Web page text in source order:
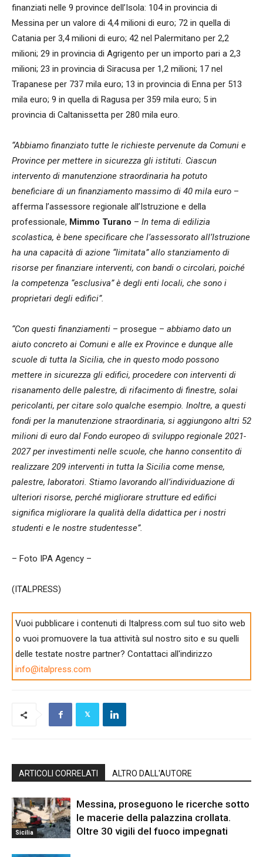
finanziati nelle 9 province dell’Isola: 104 in provincia di
Messina per un valore di 4,4 milioni di euro; 72 in quella di
Catania per 3,4 milioni di euro; 42 nel Palermitano per 2,2
milioni; 29 in provincia di Agrigento per un importo pari a 2,3
milioni; 23 in provincia di Siracusa per 1,2 milioni; 17 nel
Trapanese per 737 mila euro; 13 in provincia di Enna per 513
mila euro; 9 in quella di Ragusa per 359 mila euro; 5 in
provincia di Caltanissetta per 280 mila euro.
“Abbiamo finanziato tutte le richieste pervenute da Comuni e
Province per mettere in sicurezza gli istituti. Ciascun
intervento di manutenzione straordinaria ha potuto
beneficiare di un finanziamento massimo di 40 mila euro –
afferma l’assessore regionale all’Istruzione e della
professionale, Mimmo Turano – In tema di edilizia
scolastica, è bene specificare che l’assessorato all’Istruzione
ha una capacità di azione “limitata” allo stanziamento di
risorse per finanziare interventi, con bandi o circolari, poiché
la competenza “esclusiva” è degli enti locali, che sono i
proprietari degli edifici”.
“Con questi finanziamenti – prosegue – abbiamo dato un
aiuto concreto ai Comuni e alle ex Province e dunque alle
scuole di tutta la Sicilia, che in questo modo possono
mettere in sicurezza gli edifici, procedere con interventi di
risanamento delle palestre, di rifacimento di finestre, solai
pericolanti, per citare solo qualche esempio. Inoltre, a questi
fondi per la manutenzione straordinaria, si aggiungono altri 52
milioni di euro dal Fondo europeo di sviluppo regionale 2021-
2027 per investimenti nelle scuole, che hanno consentito di
realizzare 209 interventi in tutta la Sicilia come mense,
palestre, laboratori. Stiamo lavorando all’individuazione di
ulteriori risorse, perché migliorare strutture ed edifici
significa migliorare la qualità della didattica per i nostri
studenti e le nostre studentesse”.
– Foto IPA Agency –
(ITALPRESS)
Vuoi pubblicare i contenuti di Italpress.com sul tuo sito web
o vuoi promuovere la tua attività sul nostro sito e su quelli
delle testate nostre partner? Contattaci all'indirizzo
info@italpress.com
ARTICOLI CORRELATI ALTRO DALL'AUTORE
Sicilia
Messina, proseguono le ricerche sotto
le macerie della palazzina crollata.
Oltre 30 vigili del fuoco impegnati